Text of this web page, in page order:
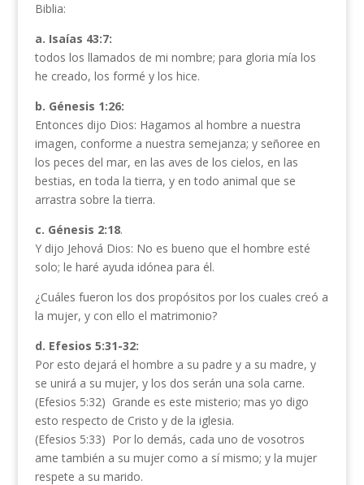
Biblia:
a. Isaías 43:7:
todos los llamados de mi nombre; para gloria mía los
he creado, los formé y los hice.
b. Génesis 1:26:
Entonces dijo Dios: Hagamos al hombre a nuestra
imagen, conforme a nuestra semejanza; y señoree en
los peces del mar, en las aves de los cielos, en las
bestias, en toda la tierra, y en todo animal que se
arrastra sobre la tierra.
c. Génesis 2:18.
Y dijo Jehová Dios: No es bueno que el hombre esté
solo; le haré ayuda idónea para él.
¿Cuáles fueron los dos propósitos por los cuales creó a
la mujer, y con ello el matrimonio?
d. Efesios 5:31-32:
Por esto dejará el hombre a su padre y a su madre, y
se unirá a su mujer, y los dos serán una sola carne.
(Efesios 5:32) Grande es este misterio; mas yo digo
esto respecto de Cristo y de la iglesia.
(Efesios 5:33) Por lo demás, cada uno de vosotros
ame también a su mujer como a sí mismo; y la mujer
respete a su marido.